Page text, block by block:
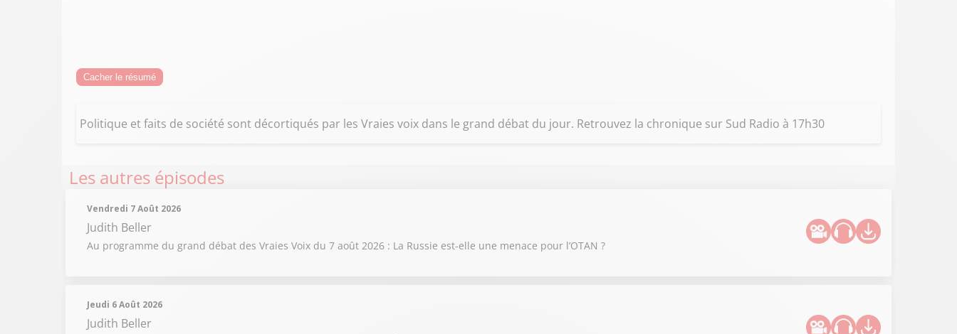
Cacher le résumé
Politique et faits de société sont décortiqués par les Vraies voix dans le grand débat du jour. Retrouvez la chronique sur Sud Radio à 17h30
Les autres épisodes
Vendredi 7 Août 2026
Judith Beller
Au programme du grand débat des Vraies Voix du 7 août 2026 : La Russie est-elle une menace pour l’OTAN ?
Jeudi 6 Août 2026
Judith Beller